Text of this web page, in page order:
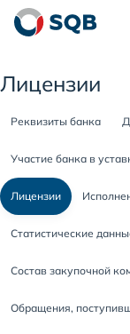
Лицензии
Реквизиты банка
Участие банка в
Лицензии
Статистические
Состав закупочной
Обращения,